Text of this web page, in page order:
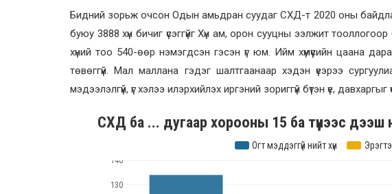
Бидний зорьж очсон Одын амьдран суудаг СХД-т 2020 оны
буюу 3888 хүн бичиг үсэггүйг Хүн ам, орон сууцны ээлжит тооллогоор
хүний тоо 540-өөр нэмэгдсэн гэсэн үг юм. Ийм хүмүүсийн цаана
төвөггүй. Мал маллана гэдэг шалтгаанаар хэдэн үеэрээ
мэдээлэлгүй, үг хэлээ илэрхийлэх иргэний зориггүй бүтэн үе, давхаргыг